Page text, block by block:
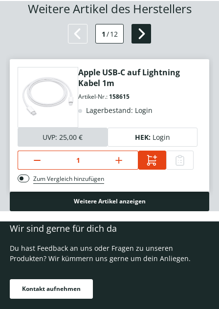
Weitere Artikel des Herstellers
1 /12
Apple USB-C auf Lightning
Kabel 1m
Artikel-Nr.: 158615
Lagerbestand: Login
UVP: 25,00 € HEK: Login
Zum Vergleich hinzufügen
Weitere Artikel anzeigen
Wir sind gerne für dich da
Du hast Feedback an uns oder Fragen zu unseren
Produkten? Wir kümmern uns gerne um dein Anliegen.
Kontakt aufnehmen